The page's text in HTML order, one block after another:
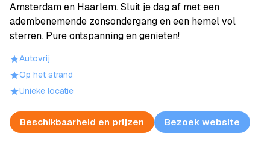
Amsterdam en Haarlem. Sluit je dag af met een
adembenemende zonsondergang en een hemel vol
sterren. Pure ontspanning en genieten!
Autovrij
Op het strand
Unieke locatie
Beschikbaarheid en prijzen Bezoek website